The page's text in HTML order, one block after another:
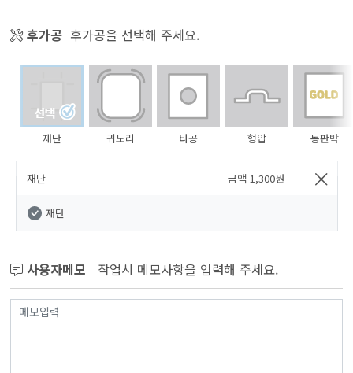
후가공 후가공을 선택해 주세요.
재단 귀도리 타공 형압 동판박
재단 금액 1,300원
재단
사용자메모 작업시 메모사항을 입력해 주세요.